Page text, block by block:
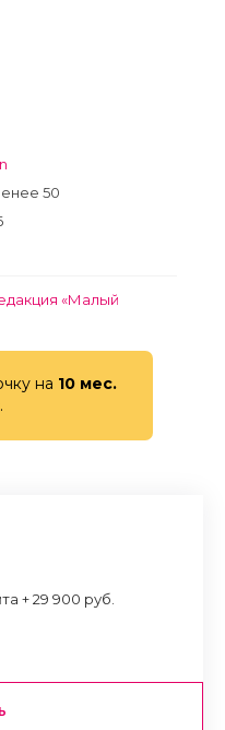
50
«Малый
на 10 мес.
+ 29 900 руб.